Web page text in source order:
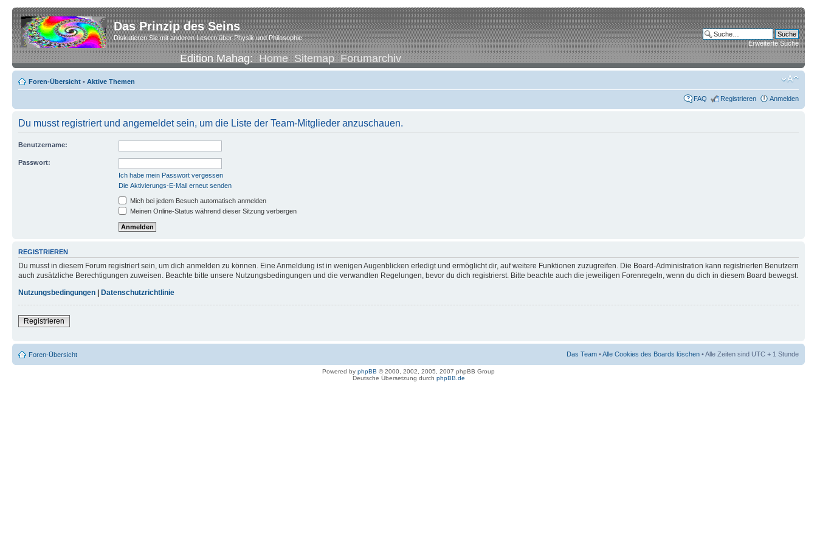
Das Prinzip des Seins
Diskutieren Sie mit anderen Lesern über Physik und Philosophie
Edition Mahag:Home Sitemap Forumarchiv
Erweiterte Suche
Foren-Übersicht • Aktive Themen
FAQ Registrieren Anmelden
Du musst registriert und angemeldet sein, um die Liste der Team-Mitglieder anzuschauen.
Benutzername:
Passwort:
Ich habe mein Passwort vergessen
Die Aktivierungs-E-Mail erneut senden
Mich bei jedem Besuch automatisch anmelden
Meinen Online-Status während dieser Sitzung verbergen
REGISTRIEREN
Du musst in diesem Forum registriert sein, um dich anmelden zu können. Eine Anmeldung ist in wenigen Augenblicken erledigt und ermöglicht dir, auf weitere Funktionen zuzugreifen. Die Board-Administration kann registrierten Benutzern
auch zusätzliche Berechtigungen zuweisen. Beachte bitte unsere Nutzungsbedingungen und die verwandten Regelungen, bevor du dich registrierst. Bitte beachte auch die jeweiligen Forenregeln, wenn du dich in diesem Board bewegst.
Nutzungsbedingungen
Datenschutzrichtlinie
Registrieren
Foren-Übersicht Das Team •Alle Cookies des Boards löschen • Alle Zeiten sind UTC + 1 Stunde
Powered by phpBB © 2000, 2002, 2005, 2007 phpBB Group
Deutsche Übersetzung durch phpBB.de